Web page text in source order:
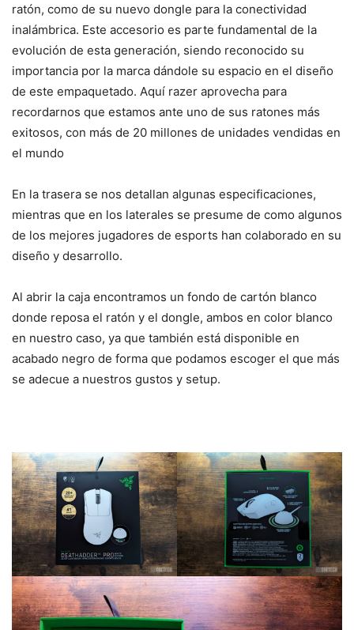
ratón, como de su nuevo dongle para la conectividad
inalámbrica. Este accesorio es parte fundamental de la
evolución de esta generación, siendo reconocido su
importancia por la marca dándole su espacio en el diseño
de este empaquetado. Aquí razer aprovecha para
recordarnos que estamos ante uno de sus ratones más
exitosos, con más de 20 millones de unidades vendidas en
el mundo
En la trasera se nos detallan algunas especificaciones,
mientras que en los laterales se presume de como algunos
de los mejores jugadores de esports han colaborado en su
diseño y desarrollo.
Al abrir la caja encontramos un fondo de cartón blanco
donde reposa el ratón y el dongle, ambos en color blanco
en nuestro caso, ya que también está disponible en
acabado negro de forma que podamos escoger el que más
se adecue a nuestros gustos y setup.